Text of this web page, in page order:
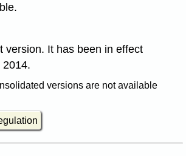
version. It has been in effect
2014.
versions are not available